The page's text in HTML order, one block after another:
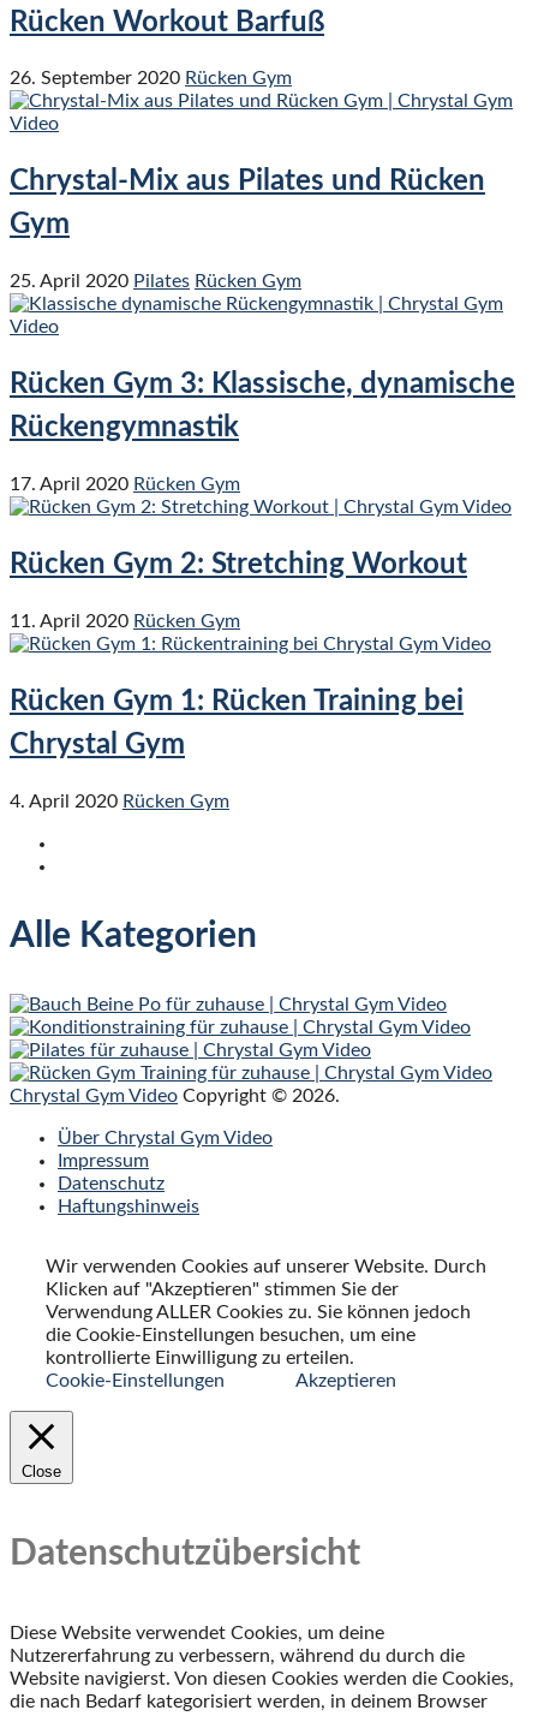
Rücken Workout Barfuß
26. September 2020 Rücken Gym
Chrystal-Mix aus Pilates und Rücken
Gym
25. April 2020 Pilates Rücken Gym
Rücken Gym 3: Klassische, dynamische
Rückengymnastik
17. April 2020 Rücken Gym
Rücken Gym 2: Stretching Workout
11. April 2020 Rücken Gym
Rücken Gym 1: Rücken Training bei
Chrystal Gym
4. April 2020 Rücken Gym
Alle Kategorien
Chrystal Gym Video Copyright © 2026.
Über Chrystal Gym Video
Impressum
Datenschutz
Haftungshinweis
Wir verwenden Cookies auf unserer Website. Durch
Klicken auf "Akzeptieren" stimmen Sie der
Verwendung ALLER Cookies zu. Sie können jedoch
die Cookie-Einstellungen besuchen, um eine
kontrollierte Einwilligung zu erteilen.
Cookie-Einstellungen
Akzeptieren
Close
Datenschutzübersicht
Diese Website verwendet Cookies, um deine
Nutzererfahrung zu verbessern, während du durch die
Website navigierst. Von diesen Cookies werden die Cookies,
die nach Bedarf kategorisiert werden, in deinem Browser